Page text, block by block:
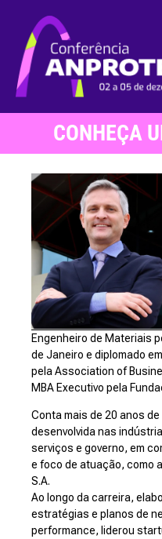
CONHEÇA
Engenheiro de Materiais
de Janeiro e diplomado
pela Association of
MBA Executivo pela
Conta mais de 20 anos
desenvolvida nas
serviços e governo, em
e foco de atuação, como
S.A.
Ao longo da carreira,
estratégias e planos de
performance, liderou